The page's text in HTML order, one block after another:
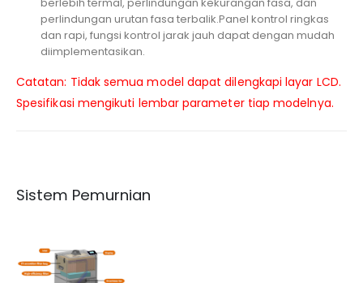
perlindungan urutan fasa terbalik.Panel kontrol ringkas
dan rapi, fungsi kontrol jarak jauh dapat dengan mudah
diimplementasikan.
Catatan: Tidak semua model dapat dilengkapi layar LCD.
Spesifikasi mengikuti lembar parameter tiap modelnya.
Sistem Pemurnian